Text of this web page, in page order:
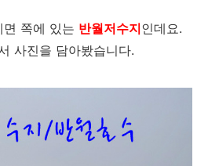
쪽에 있는 반월저수지인데요.
사진을 담아봤습니다.